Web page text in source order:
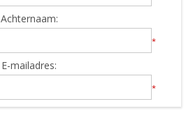
Achternaam:
*
E-mailadres:
*